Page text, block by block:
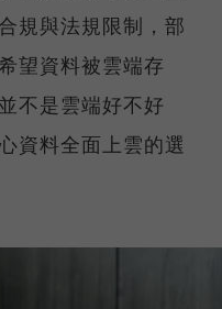
規與法規限制，部
望資料被雲端存
不是雲端好不好
資料全面上雲的選